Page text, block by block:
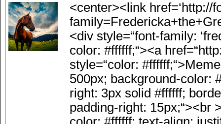
<center><link href=‘http://
<div style=“font-family:
color: #ffffff;“><a
style=“color:
500px; background-color:
right: 3px solid #ffffff;
padding-right: 15px;“><br